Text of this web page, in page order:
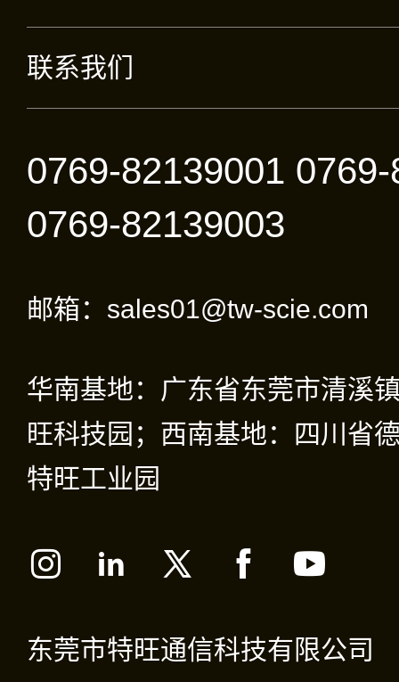
联系我们
0769-82139001
0769-82139003
邮箱：sales01@tw-scie.com
华南基地：广东省东莞市清溪
旺科技园；西南基地：四川省
特旺工业园
东莞市特旺通信科技有限公司